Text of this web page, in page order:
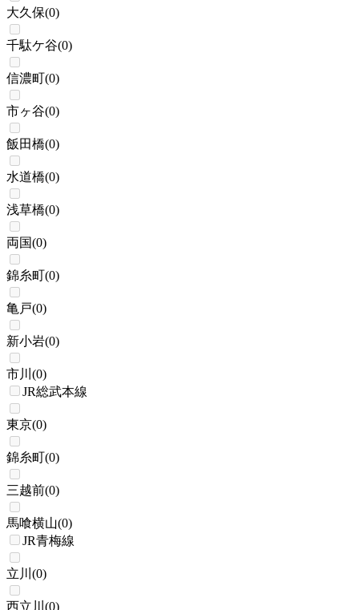
大久保(0)
千駄ケ谷(0)
信濃町(0)
市ヶ谷(0)
飯田橋(0)
水道橋(0)
浅草橋(0)
両国(0)
錦糸町(0)
亀戸(0)
新小岩(0)
市川 (0)
JR総武本線
東京(0)
錦糸町(0)
三越前(0)
馬喰横山(0)
JR青梅線
立川 (0)
西立川 (0)